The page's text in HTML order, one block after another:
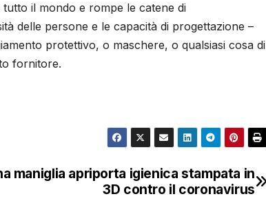
il mondo e rompe le catene di
delle persone e le capacità di progettazione –
protettivo, o maschere, o qualsiasi cosa di
fornitore.
maniglia apriporta igienica stampata in
3D contro il coronavirus